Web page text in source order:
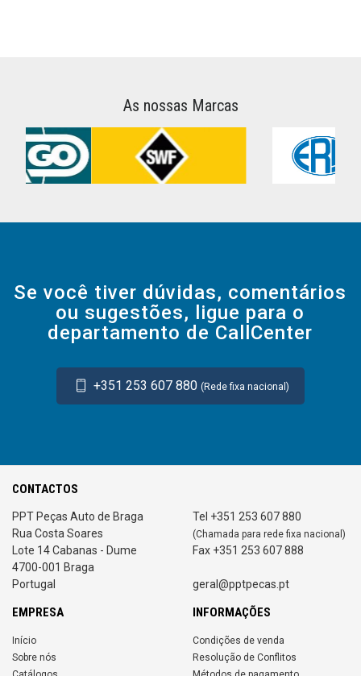
As nossas Marcas
Se você tiver dúvidas, comentários
ou sugestões, ligue para o
departamento de CallCenter
+351 253 607 880 (Rede fixa nacional)
CONTACTOS
PPT Peças Auto de Braga
Rua Costa Soares
Lote 14 Cabanas - Dume
4700-001 Braga
Portugal
Tel +351 253 607 880
(Chamada para rede fixa nacional)
Fax +351 253 607 888
geral@pptpecas.pt
EMPRESA
Início
Sobre nós
INFORMAÇÕES
Condições de venda
Resolução de Conflitos